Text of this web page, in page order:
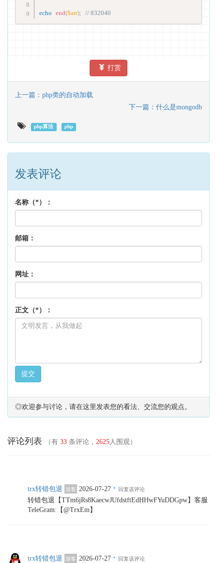
echo end($arr); // 832040
打赏
上一篇：php类的自动加载
下一篇：什么是mongodb
php算法 php
发表评论
名称（*）：
邮箱：
网址：
正文（*）：
提交
◎欢迎参与讨论，请在这里发表您的看法、交流您的观点。
评论列表 （有 33 条评论， 2625 人围观）
trx转错包退 游客 2026-07-27 · 回复该评论
转错包退【TTm6jRs8KaecwJUfdstftEdHHwFYuDDGpw】客服
TeleGram:【@TrxEm】
trx转错包退 游客 2026-07-27 · 回复该评论